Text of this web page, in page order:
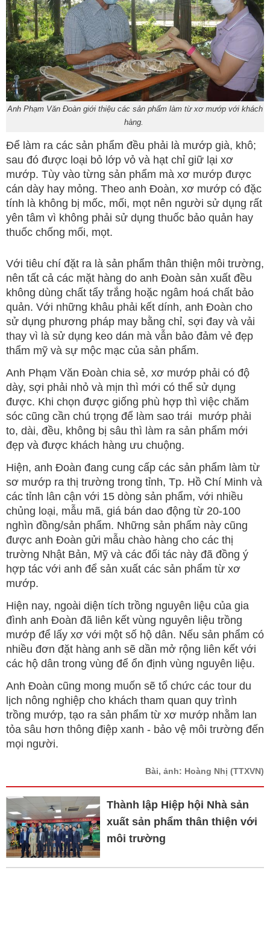
Anh Phạm Văn Đoàn giới thiệu các sản phẩm làm từ xơ mướp với khách
hàng.
Để làm ra các sản phẩm đều phải là mướp già, khô;
sau đó được loại bỏ lớp vỏ và hạt chỉ giữ lại xơ
mướp. Tùy vào từng sản phẩm mà xơ mướp được
cán dày hay mỏng. Theo anh Đoàn, xơ mướp có đặc
tính là không bị mốc, mối, mọt nên người sử dụng rất
yên tâm vì không phải sử dụng thuốc bảo quản hay
thuốc chống mối, mọt.
Với tiêu chí đặt ra là sản phẩm thân thiện môi trường,
nên tất cả các mặt hàng do anh Đoàn sản xuất đều
không dùng chất tẩy trắng hoặc ngâm hoá chất bảo
quản. Với những khâu phải kết dính, anh Đoàn cho
sử dụng phương pháp may bằng chỉ, sợi đay và vải
thay vì là sử dụng keo dán mà vẫn bảo đảm vẻ đẹp
thẩm mỹ và sự mộc mạc của sản phẩm.
Anh Phạm Văn Đoàn chia sẻ, xơ mướp phải có độ
dày, sợi phải nhỏ và mịn thì mới có thể sử dụng
được. Khi chọn được giống phù hợp thì việc chăm
sóc cũng cần chú trọng để làm sao trái mướp phải
to, dài, đều, không bị sâu thì làm ra sản phẩm mới
đẹp và được khách hàng ưu chuộng.
Hiện, anh Đoàn đang cung cấp các sản phẩm làm từ
sơ mướp ra thị trường trong tỉnh, Tp. Hồ Chí Minh và
các tỉnh lân cận với 15 dòng sản phẩm, với nhiều
chủng loại, mẫu mã, giá bán dao động từ 20-100
nghìn đồng/sản phẩm. Những sản phẩm này cũng
được anh Đoàn gửi mẫu chào hàng cho các thị
trường Nhật Bản, Mỹ và các đối tác này đã đồng ý
hợp tác với anh để sản xuất các sản phẩm từ xơ
mướp.
Hiện nay, ngoài diện tích trồng nguyên liệu của gia
đình anh Đoàn đã liên kết vùng nguyên liệu trồng
mướp để lấy xơ với một số hộ dân. Nếu sản phẩm có
nhiều đơn đặt hàng anh sẽ dần mở rộng liên kết với
các hộ dân trong vùng để ổn định vùng nguyên liệu.
Anh Đoàn cũng mong muốn sẽ tổ chức các tour du
lịch nông nghiệp cho khách tham quan quy trình
trồng mướp, tạo ra sản phẩm từ xơ mướp nhằm lan
tỏa sâu hơn thông điệp xanh - bảo vệ môi trường đến
mọi người.
Bài, ảnh: Hoàng Nhị (TTXVN)
Thành lập Hiệp hội Nhà sản
xuất sản phẩm thân thiện với
môi trường